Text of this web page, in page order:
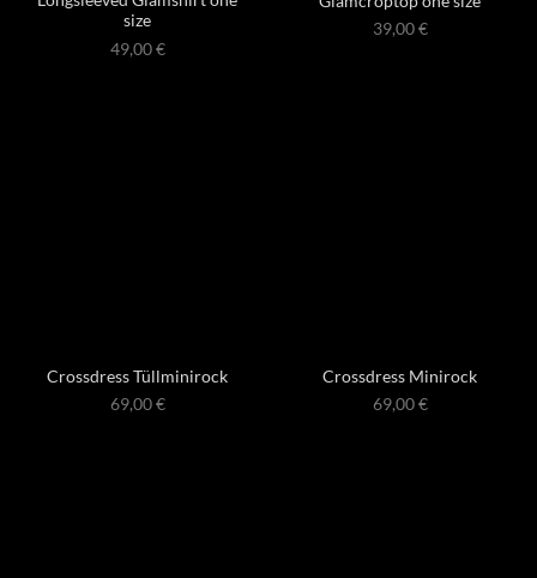
size
49,00€
39,00€
Crossdress Tüllminirock
69,00€
Crossdress Minirock
69,00€